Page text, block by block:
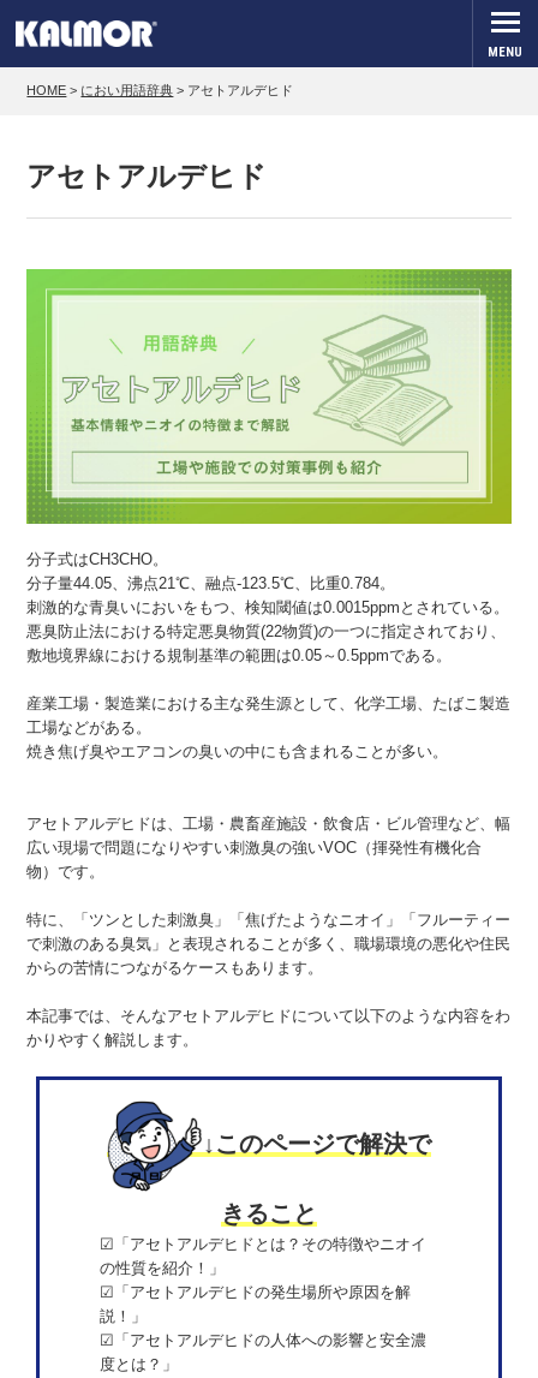
MENU
HOME > におい用語辞典 > アセトアルデヒド
アセトアルデヒド
分子式はCH3CHO。
分子量44.05、沸点21℃、融点-123.5℃、比重0.784。
刺激的な青臭いにおいをもつ、検知閾値は0.0015ppmとされている。
悪臭防止法における特定悪臭物質(22物質)の一つに指定されており、
敷地境界線における規制基準の範囲は0.05～0.5ppmである。
産業工場・製造業における主な発生源として、化学工場、たばこ製造
工場などがある。
焼き焦げ臭やエアコンの臭いの中にも含まれることが多い。
アセトアルデヒドは、工場・農畜産施設・飲食店・ビル管理など、幅
広い現場で問題になりやすい刺激臭の強いVOC（揮発性有機化合
物）です。
特に、「ツンとした刺激臭」「焦げたようなニオイ」「フルーティー
で刺激のある臭気」と表現されることが多く、職場環境の悪化や住民
からの苦情につながるケースもあります。
本記事では、そんなアセトアルデヒドについて以下のような内容をわ
かりやすく解説します。
↓このページで解決で
きること
☑︎「アセトアルデヒドとは？その特徴やニオイ
の性質を紹介！」
☑︎「アセトアルデヒドの発生場所や原因を解
説！」
☑︎「アセトアルデヒドの人体への影響と安全濃
度とは？」